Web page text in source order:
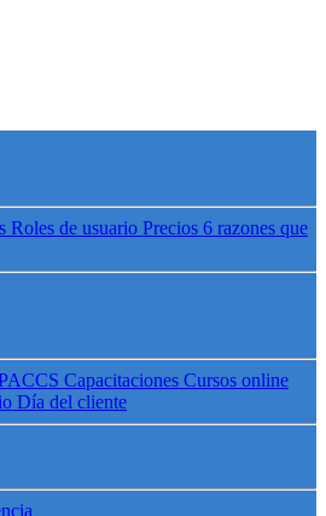
Roles de usuario Precios 6 razones que
Capacitaciones Cursos online
Día del cliente